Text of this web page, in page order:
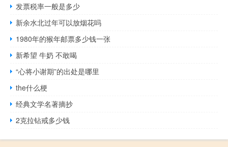
发票税率一般是多少
新余水北过年可以放烟花吗
1980年的猴年邮票多少钱一张
新希望 牛奶 不敢喝
“心将小谢期”的出处是哪里
the什么梗
经典文学名著摘抄
2克拉钻戒多少钱